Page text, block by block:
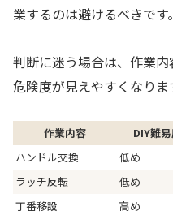
業するのは避けるべきです。
判断に迷う場合は、作業
危険度が見えやすくなりま
作業内容 DIY難
ハンドル交換
低め
ラッチ反転
低め
丁番移設
高め